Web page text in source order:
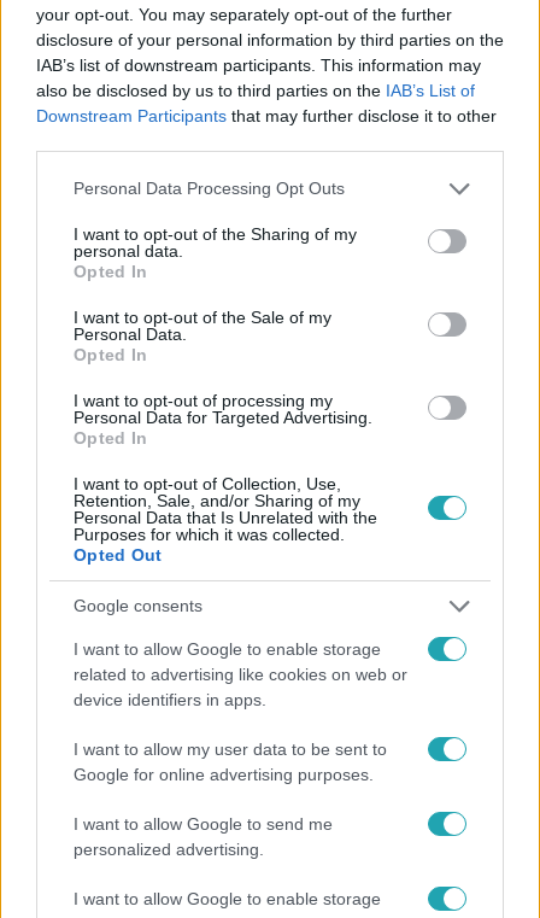
your opt-out. You may separately opt-out of the further
disclosure of your personal information by third parties on the
IAB’s list of downstream participants. This information may
also be disclosed by us to third parties on the IAB’s List of
Downstream Participants that may further disclose it to other
Please note that this website/app uses one or more Google
not limited to your visit or usage behaviour. You may click to
grant or deny consent to Google and its third-party tags to
use your data for below specified purposes in below Google
consent section.
Personal Data Processing Opt Outs
I want to opt-out of the Sharing of my
personal data.
Opted In
I want to opt-out of the Sale of my
Personal Data.
Opted In
I want to opt-out of processing my
Personal Data for Targeted Advertising.
Opted In
I want to opt-out of Collection, Use,
Retention, Sale, and/or Sharing of my
Personal Data that Is Unrelated with the
Purposes for which it was collected.
Opted Out
Google consents
I want to allow Google to enable storage
related to advertising like cookies on web or
device identifiers in apps.
I want to allow my user data to be sent to
Google for online advertising purposes.
I want to allow Google to send me
personalized advertising.
I want to allow Google to enable storage
Kövess minket, és értesülj a friss hírekről a
Facebookon is!
CSILLAGHEGY #
Népszerű